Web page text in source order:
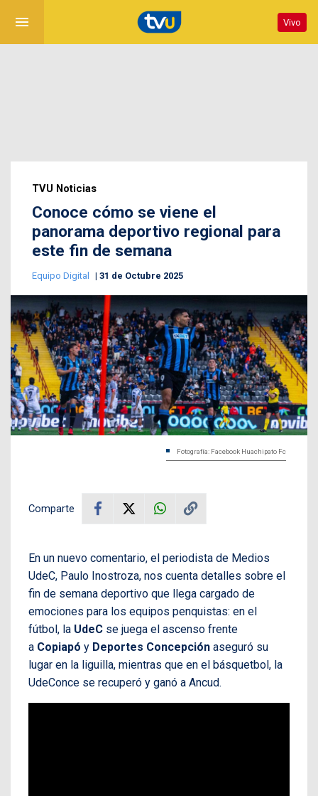
menu Vivo
TVU Noticias
Conoce cómo se viene el
panorama deportivo regional para
este fin de semana
Equipo Digital 31 de Octubre 2025
Fotografía: Facebook Huachipato Fc
Comparte
En un nuevo comentario, el periodista de Medios
UdeC, Paulo Inostroza, nos cuenta detalles sobre el
fin de semana deportivo que llega cargado de
emociones para los equipos penquistas: en el
fútbol, la UdeC se juega el ascenso frente
a Copiapó y Deportes Concepción aseguró su
lugar en la liguilla, mientras que en el básquetbol, la
UdeConce se recuperó y ganó a Ancud.